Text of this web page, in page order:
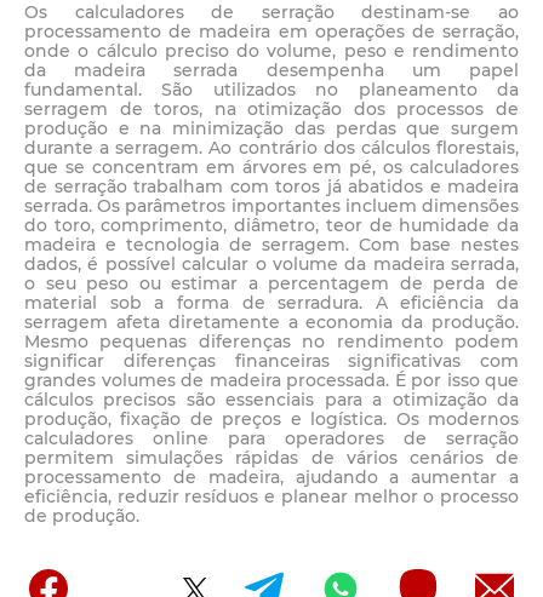
Os calculadores de serração destinam-se ao
processamento de madeira em operações de serração,
onde o cálculo preciso do volume, peso e rendimento
da madeira serrada desempenha um papel
fundamental. São utilizados no planeamento da
serragem de toros, na otimização dos processos de
produção e na minimização das perdas que surgem
durante a serragem. Ao contrário dos cálculos florestais,
que se concentram em árvores em pé, os calculadores
de serração trabalham com toros já abatidos e madeira
serrada. Os parâmetros importantes incluem dimensões
do toro, comprimento, diâmetro, teor de humidade da
madeira e tecnologia de serragem. Com base nestes
dados, é possível calcular o volume da madeira serrada,
o seu peso ou estimar a percentagem de perda de
material sob a forma de serradura. A eficiência da
serragem afeta diretamente a economia da produção.
Mesmo pequenas diferenças no rendimento podem
significar diferenças financeiras significativas com
grandes volumes de madeira processada. É por isso que
cálculos precisos são essenciais para a otimização da
produção, fixação de preços e logística. Os modernos
calculadores online para operadores de serração
permitem simulações rápidas de vários cenários de
processamento de madeira, ajudando a aumentar a
eficiência, reduzir resíduos e planear melhor o processo
de produção.